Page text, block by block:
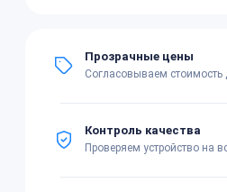
Прозрачные цены
Согласовываем стоимость
Контроль качества
Проверяем устройство на